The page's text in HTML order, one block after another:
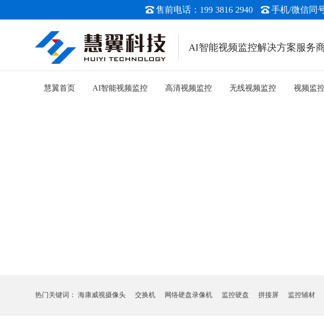
售前电话：199 3816 2940 手机/微信同
AI智能视频监控解决方案服务
慧翼首页 AI智能视频监控 高清视频监控 无线视频监控 视频监
热门关键词： 海康威视摄像头 交换机 网络硬盘录像机 监控硬盘 拼接屏 监控辅材